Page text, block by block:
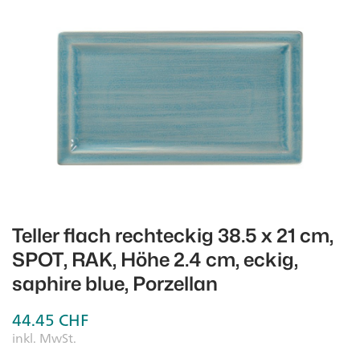
Teller flach rechteckig 38.5 x 21 cm,
SPOT, RAK, Höhe 2.4 cm, eckig,
saphire blue, Porzellan
44.45 CHF
inkl. MwSt.